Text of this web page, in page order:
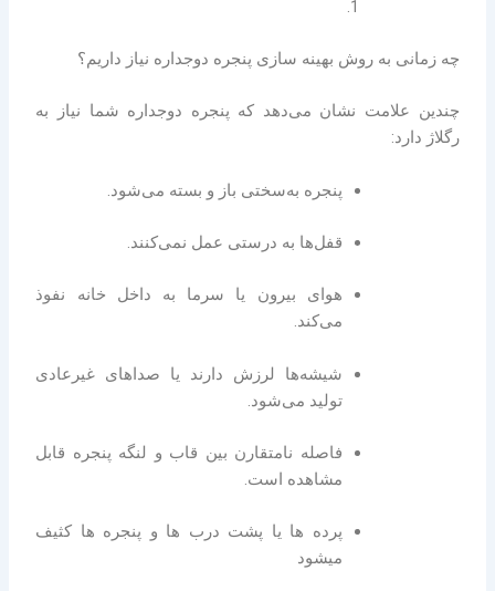
چه زمانی به روش بهینه سازی پنجره دوجداره نیاز داریم؟
چندین علامت نشان می‌دهد که پنجره دوجداره شما نیاز به
رگلاژ دارد:
پنجره به‌سختی باز و بسته می‌شود.
قفل‌ها به درستی عمل نمی‌کنند.
هوای بیرون یا سرما به داخل خانه نفوذ
می‌کند.
شیشه‌ها لرزش دارند یا صداهای غیرعادی
تولید می‌شود.
فاصله نامتقارن بین قاب و لنگه پنجره قابل
مشاهده است.
پرده ها یا پشت درب ها و پنجره ها کثیف
میشود